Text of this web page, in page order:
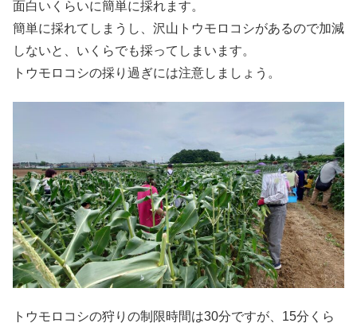
面白いくらいに簡単に採れます。
簡単に採れてしまうし、沢山トウモロコシがあるので加減
しないと、いくらでも採ってしまいます。
トウモロコシの採り過ぎには注意しましょう。
トウモロコシの狩りの制限時間は30分ですが、15分くら